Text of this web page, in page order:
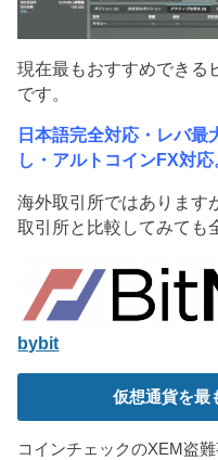
現在最もおすすめできる
です。
日本語完全対応・レバ
し・アルトコインFX対応
海外取引所ではあります
取引所と比較してみても
bybit
仮想通貨を最
コインチェックのXEM盗